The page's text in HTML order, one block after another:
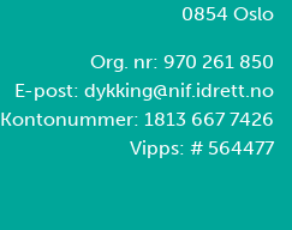
0854 Oslo
Org. nr: 970 261 850
E-post: dykking@nif.idrett.no
Kontonummer: 1813 667 7426
Vipps: # 564477